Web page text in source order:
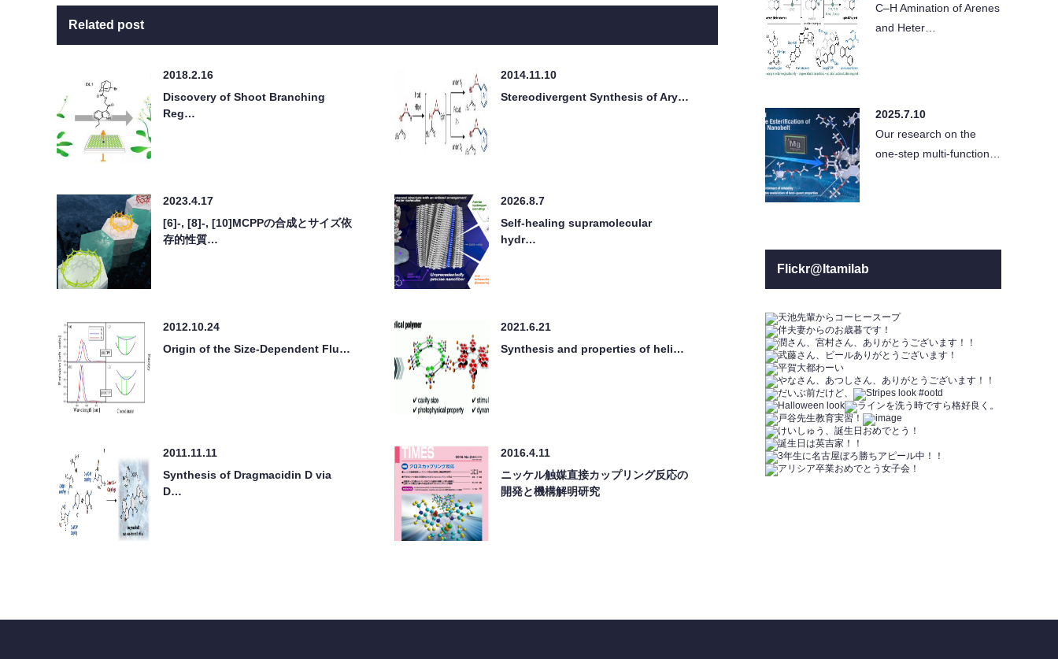
Related post
2018.2.16
Discovery of Shoot Branching
Reg…
2014.11.10
Stereodivergent Synthesis of Ary…
2023.4.17
[6]-, [8]-, [10]MCPPの合成とサイズ依
存的性質…
2026.8.7
Self-healing supramolecular
hydr…
2012.10.24
Origin of the Size-Dependent Flu…
2021.6.21
Synthesis and properties of heli…
2011.11.11
Synthesis of Dragmacidin D via
D…
2016.4.11
ニッケル触媒直接カップリング反応の
開発と機構解明研究
C–H Amination of Arenes
and Heter…
2025.7.10
Our research on the
one-step multi-function…
Flickr@Itamilab